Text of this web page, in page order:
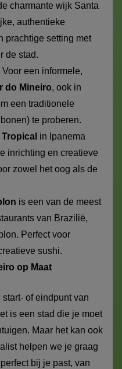
charmante wijk Santa
authentieke
prachtige setting met
de stad.
Voor een informele,
do Mineiro, ook in
een traditionele
te proberen.
in Ipanema
inrichting en creatieve
zowel het oog als de
is een van de meest
van Brazilië,
Perfect voor
sushi.
op Maat
of eindpunt van
is een stad die je moet
Maar het kan ook
helpen we je graag
bij je past, van